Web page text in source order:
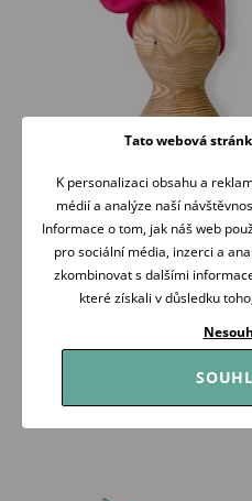
Mrofi Čelenka Pin-up FUCHSIOVÁ
149 Kč
Skladem
Tato webová
K personalizaci obsahu a
médií a analýze naší
Informace o tom, jak náš web
pro sociální média, inzerci a
zkombinovat s dalšími
které získali v důsledku